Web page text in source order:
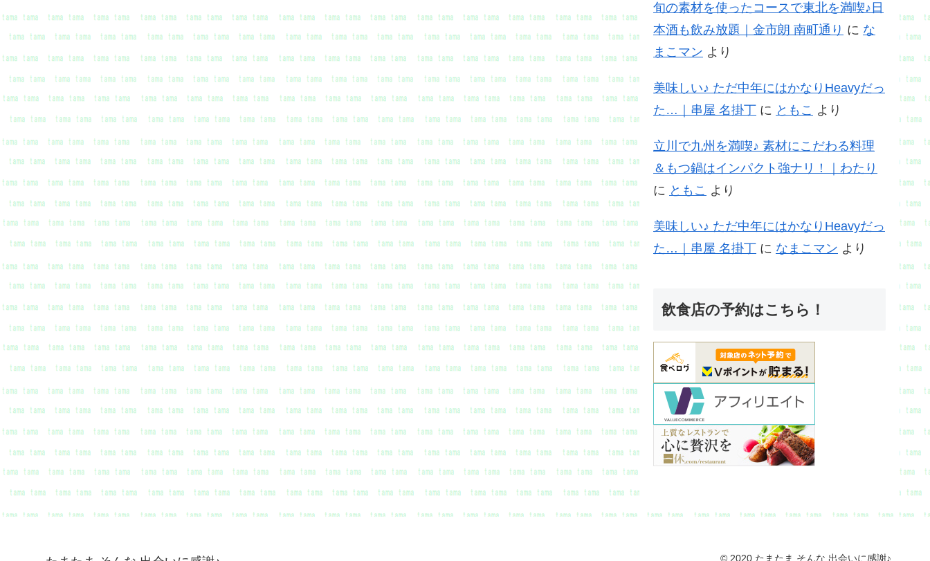
旬の素材を使ったコースで東北を満喫♪日
本酒も飲み放題｜金市朗 南町通り に な
まこマン より
美味しい♪ ただ中年にはかなりHeavyだっ
た…｜串屋 名掛丁 に ともこ より
立川で九州を満喫♪ 素材にこだわる料理
＆もつ鍋はインパクト強ナリ！｜わたり
に ともこ より
美味しい♪ ただ中年にはかなりHeavyだっ
た…｜串屋 名掛丁 に なまこマン より
飲食店の予約はこちら！
© 2020 たまたま そんな 出会いに感謝♪.